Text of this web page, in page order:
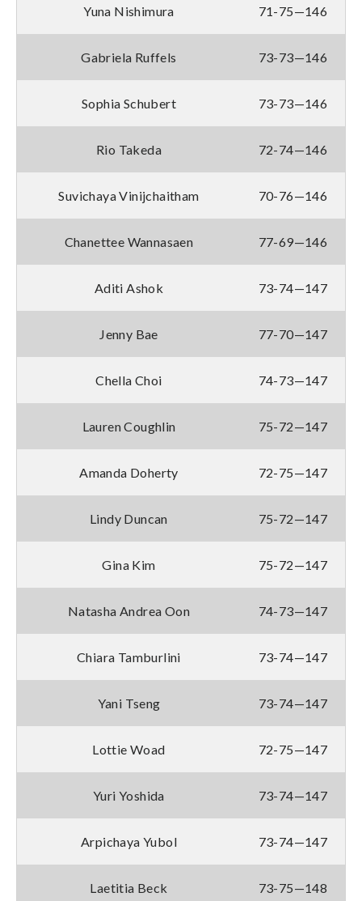
Yuna Nishimura 71-75—146
Gabriela Ruffels 73-73—146
Sophia Schubert 73-73—146
Rio Takeda 72-74—146
Suvichaya Vinijchaitham 70-76—146
Chanettee Wannasaen 77-69—146
Aditi Ashok 73-74—147
Jenny Bae 77-70—147
Chella Choi 74-73—147
Lauren Coughlin 75-72—147
Amanda Doherty 72-75—147
Lindy Duncan 75-72—147
Gina Kim 75-72—147
Natasha Andrea Oon 74-73—147
Chiara Tamburlini 73-74—147
Yani Tseng 73-74—147
Lottie Woad 72-75—147
Yuri Yoshida 73-74—147
Arpichaya Yubol 73-74—147
Laetitia Beck 73-75—148